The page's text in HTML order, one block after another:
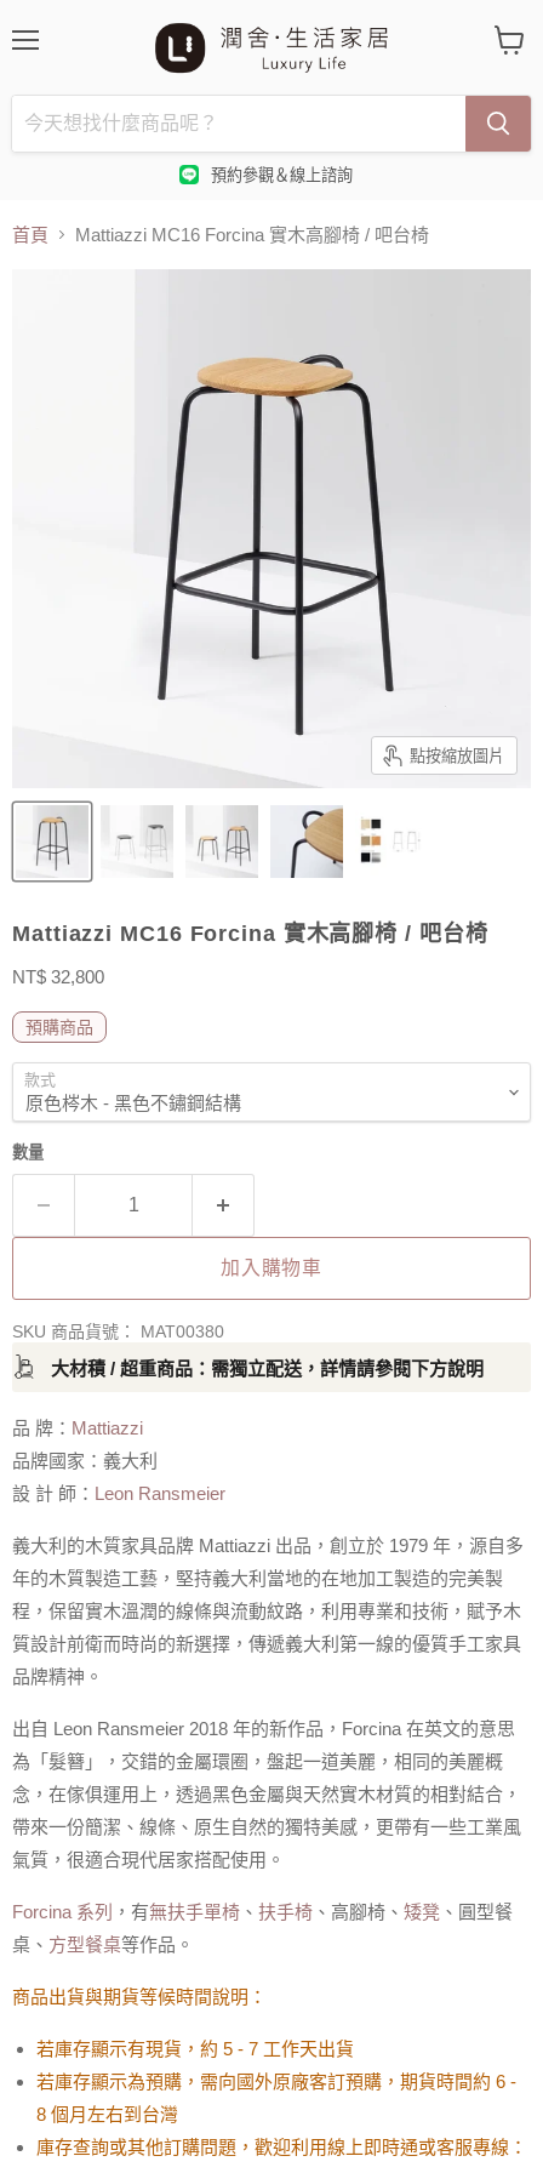
預約參觀＆線上諮詢
購
物
車
首頁 Mattiazzi MC16 Forcina 實木高腳椅 / 吧台椅
點按縮放圖片
Mattiazzi MC16 Forcina 實木高腳椅 / 吧台椅
售價
NT$ 32,800
預購商品
款式
數量
加入購物車
SKU 商品貨號： MAT00380
大材積 / 超重商品：需獨立配送，詳情請參閱下方說明
品 牌： Mattiazzi
品牌國家：義大利
設 計 師： Leon Ransmeier
義大利的木質家具品牌 Mattiazzi 出品，創立於 1979 年，源自多
年的木質製造工藝，堅持義大利當地的在地加工製造的完美製
程，保留實木溫潤的線條與流動紋路，利用專業和技術，賦予木
質設計前衛而時尚的新選擇，傳遞義大利第一線的優質手工家具
品牌精神。
出自 Leon Ransmeier 2018 年的新作品，Forcina 在英文的意思
為「髮簪」，交錯的金屬環圈，盤起一道美麗，相同的美麗概
念，在傢俱運用上，透過黑色金屬與天然實木材質的相對結合，
帶來一份簡潔、線條、原生自然的獨特美感，更帶有一些工業風
氣質，很適合現代居家搭配使用。
Forcina 系列 ，有無扶手單椅 、 扶手椅 、高腳椅、 矮凳 、圓型餐
桌、 方型餐桌等作品。
商品出貨與期貨等候時間說明：
若庫存顯示有現貨，約 5 - 7 工作天出貨
若庫存顯示為預購，需向國外原廠客訂預購，期貨時間約 6 -
8 個月左右到台灣
庫存查詢或其他訂購問題，歡迎利用線上即時通或客服專線：